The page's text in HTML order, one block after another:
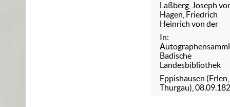
Laßberg, Joseph
Hagen, Friedrich
Heinrich von der
In:
Badische
Landesbibliothek
Eppishausen (Erlen,
Thurgau),